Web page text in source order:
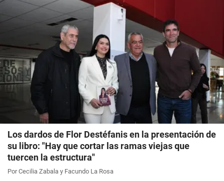
Los dardos de Flor Destéfanis en la presentación de
su libro: "Hay que cortar las ramas viejas que
tuercen la estructura"
Por Cecilia Zabala y Facundo La Rosa